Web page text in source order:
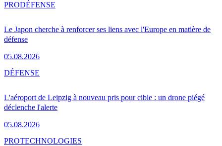
Le Japon cherche à renforcer ses liens avec l'Europe en matière de
défense
05.08.2026
PRODÉFENSE
L'aéroport de Leipzig à nouveau pris pour cible : un drone piégé
déclenche l'alerte
05.08.2026
DÉFENSE
PROTECHNOLOGIES